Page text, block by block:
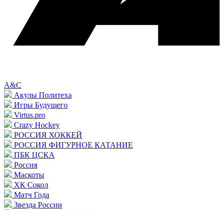
A&C
Акулы Политеха
Игры Будущего
Virtus.pro
Crazy Hockey
РОССИЯ ХОККЕЙ
РОССИЯ ФИГУРНОЕ КАТАНИЕ
ПБК ЦСКА
Россия
Маскоты
ХК Сокол
Матч Года
Звезда России